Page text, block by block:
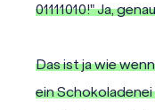
01111010!" Ja,
Das ist ja wie
ein